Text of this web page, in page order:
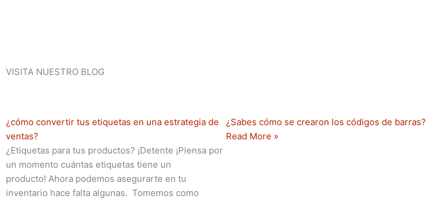
VISITA NUESTRO BLOG
¿cómo convertir tus etiquetas en una estrategia de
ventas?
¿Etiquetas para tus productos? ¡Detente ¡Piensa por
un momento cuántas etiquetas tiene un
producto! Ahora podemos asegurarte en tu
inventario hace falta algunas. Tomemos como
¿Sabes cómo se crearon los códigos de barras?
Read More »